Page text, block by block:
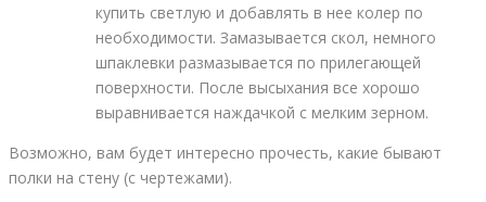
купить светлую и добавлять в нее колер по
необходимости. Замазывается скол, немного
шпаклевки размазывается по прилегающей
поверхности. После высыхания все хорошо
выравнивается наждачкой с мелким зерном.
Возможно, вам будет интересно прочесть, какие бывают
полки на стену (с чертежами).